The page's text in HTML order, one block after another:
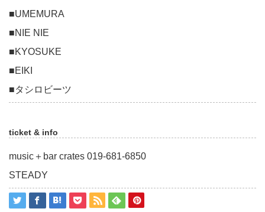
■UMEMURA
■NIE NIE
■KYOSUKE
■EIKI
■タシロビーツ
ticket & info
music＋bar crates 019-681-6850
STEADY